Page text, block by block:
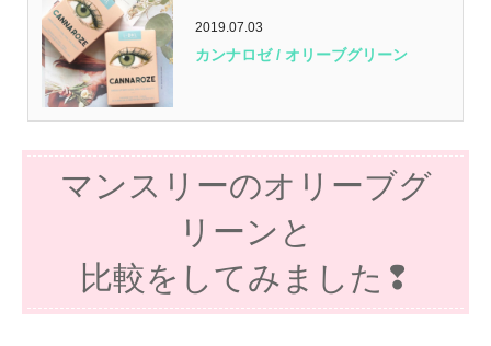
2019.07.03
カンナロゼ / オリーブグリーン
マンスリーのオリーブグ
リーンと
比較をしてみました❢